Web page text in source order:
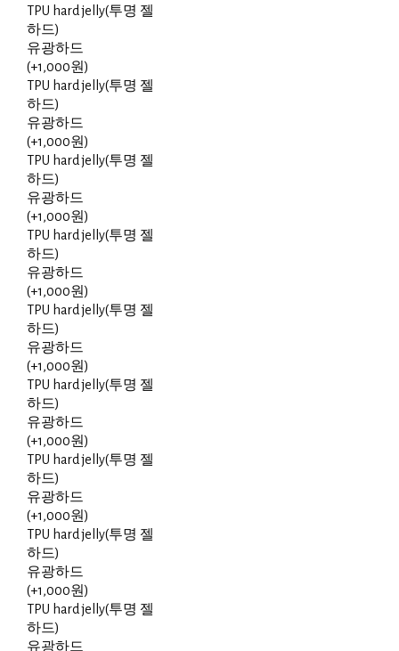
TPU hard jelly(투명 젤
하드)
유광하드
(+1,000원)
TPU hard jelly(투명 젤
하드)
유광하드
(+1,000원)
TPU hard jelly(투명 젤
하드)
유광하드
(+1,000원)
TPU hard jelly(투명 젤
하드)
유광하드
(+1,000원)
TPU hard jelly(투명 젤
하드)
유광하드
(+1,000원)
TPU hard jelly(투명 젤
하드)
유광하드
(+1,000원)
TPU hard jelly(투명 젤
하드)
유광하드
(+1,000원)
TPU hard jelly(투명 젤
하드)
유광하드
(+1,000원)
TPU hard jelly(투명 젤
하드)
유광하드